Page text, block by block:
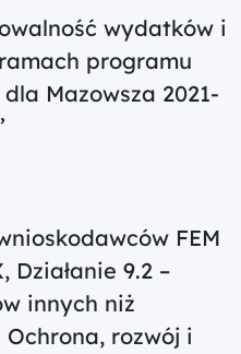
wydatków i
programu
Mazowsza 2021-
FEM
Działanie 9.2 –
innych niż
rozwój i